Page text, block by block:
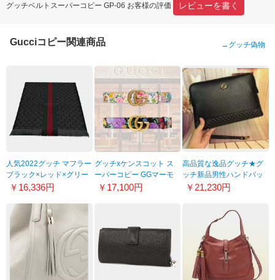
グッチベルトスーパーコピー GP-06 お客様の評価 レビューを書く
Gucciコピー関連商品 → グッチ偽物
人気2022グッチ マフラー
ブラック×レッド×グリー
ン 全面ロゴ 147351
￥16,336円
グッチxケンスコット ス
ーパーコピー GGマーモ
ント シャイニーバックル
￥17,100円
高品質な逸品グッチ★グ
ッチ新品男性ハンドバッ
グセンスあり自慢商品
￥21,230円